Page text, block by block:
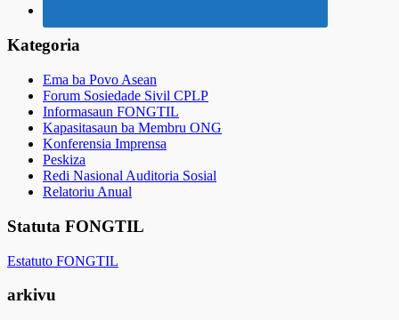
Kategoria
Ema ba Povo Asean
Forum Sosiedade Sivil CPLP
Informasaun FONGTIL
Kapasitasaun ba Membru ONG
Konferensia Imprensa
Peskiza
Redi Nasional Auditoria Sosial
Relatoriu Anual
Statuta FONGTIL
Estatuto FONGTIL
arkivu